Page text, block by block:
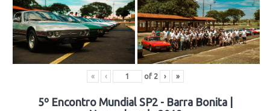
« ‹ of 2 › »
5º Encontro Mundial SP2 - Barra Bonita |